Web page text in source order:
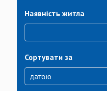
Наявність житла
Сортувати за